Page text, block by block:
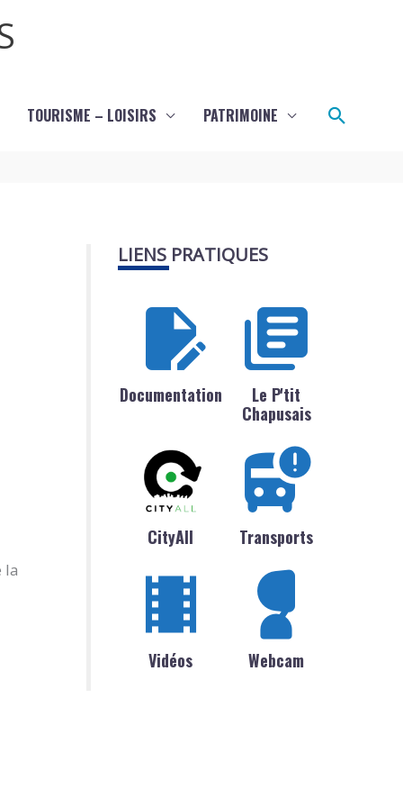
TOURISME – LOISIRS PATRIMOINE
la
LIENS PRATIQUES
Documentation
Le P'tit
Chapusais
CityAll Transports
Vidéos Webcam